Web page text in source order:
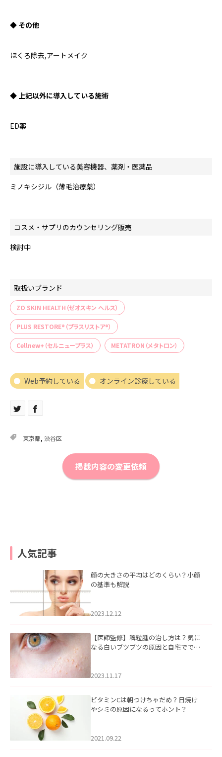
◆ その他
ほくろ除去,アートメイク
◆ 上記以外に導入している施術
ED薬
施設に導入している美容機器、薬剤・医薬品
ミノキシジル（薄毛治療薬）
コスメ・サプリのカウンセリング販売
検討中
取扱いブランド
ZO SKIN HEALTH（ゼオスキン ヘルス）
PLUS RESTORE®（プラスリストア®）
Cellnew+（セルニュープラス） METATRON（メタトロン）
Web予約している オンライン診療している
東京都, 渋谷区
掲載内容の変更依頼
人気記事
顔の大きさの平均はどのくらい？小顔
の基準も解説
2023.12.12
【医師監修】稗粒腫の治し方は？気に
なる白いブツブツの原因と自宅ででき
2023.11.17
ビタミンCは朝つけちゃだめ？日焼け
やシミの原因になるってホント？
2021.09.22